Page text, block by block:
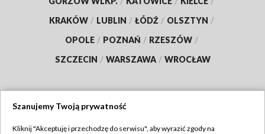
KRAKÓW / LUBLIN / ŁÓDŹ / OLSZTYN /
OPOLE / POZNAŃ / RZESZÓW /
SZCZECIN / WARSZAWA / WROCŁAW
Szanujemy Twoją prywatność
Kliknij "Akceptuję i przechodzę do serwisu", aby wyrazić zgody na